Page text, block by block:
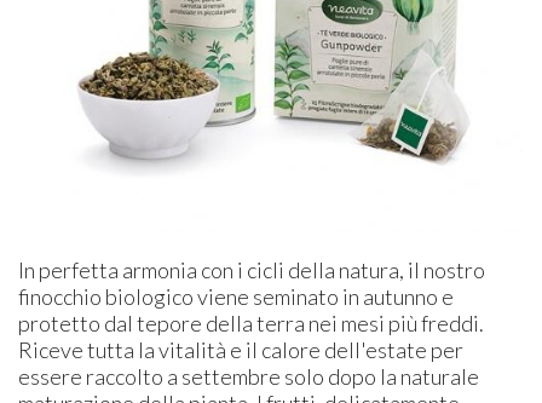
In perfetta armonia con i cicli della natura, il nostro
finocchio biologico viene seminato in autunno e
protetto dal tepore della terra nei mesi più freddi.
Riceve tutta la vitalità e il calore dell'estate per
essere raccolto a settembre solo dopo la naturale